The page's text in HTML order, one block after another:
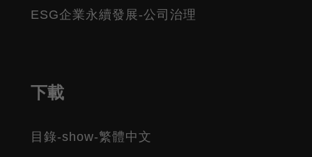
ESG企業永續發展-公司治理
下載
目錄-show-繁體中文